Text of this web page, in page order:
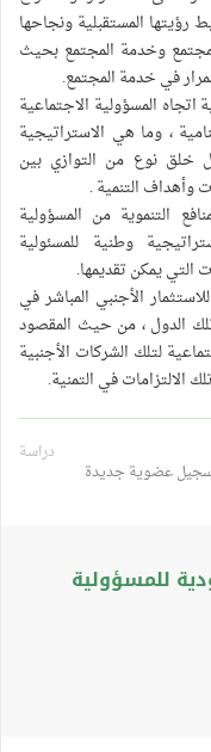
رؤيتها المستقبلية ونجاحها
وخدمة المجتمع بحيث
في خدمة المجتمع.
المسؤولية الاجتماعية
، وما هي الاستراتيجية
خلق نوع من التوازي بين
وأهداف التنمية .
التنموية من المسؤولية
وطنية للمسئولية
التي يمكن تقديمها.
الأجنبي المباشر في
الدول ، من حيث المقصود
لتلك الشركات الأجنبية
الالتزامات في التمنية.
دراسة
عضوية جديدة
للمسؤولية